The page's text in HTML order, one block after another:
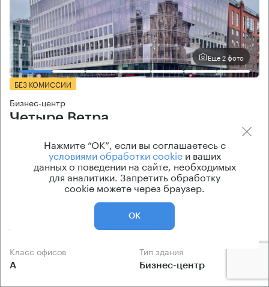
Еще 2 фото
БЕЗ КОМИССИИ
Бизнес-центр
Четыре Ветра
Москва, 1-я Тверская-Ямская улица, 21
Белорусская → 340 м ~4 мин
270 м → Брестская улица
136 — 5138 кв.м от 800 Р/м² в год
Класс офисов
А
Тип здания
Бизнес-центр
Нажмите “ОК”, если вы соглашаетесь с
условиями обработки cookieи ваших
данных о поведении на сайте, необходимых
для аналитики. Запретить обработку
cookie можете через браузер.
ОК